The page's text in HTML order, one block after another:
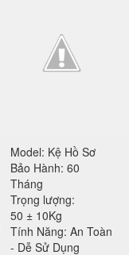
Model: Kệ Hồ Sơ
Bảo Hành: 60
Tháng
Trọng lượng:
50 ± 10Kg
Tính Năng: An Toàn
- Dễ Sử Dụng